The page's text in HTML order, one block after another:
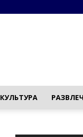
КУЛЬТУРА